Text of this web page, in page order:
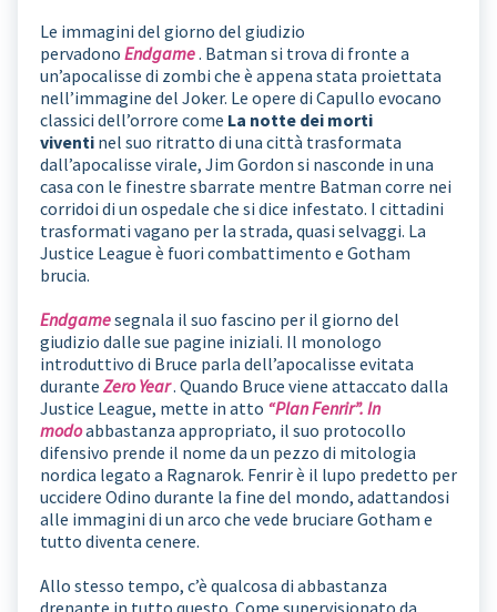
Le immagini del giorno del giudizio
pervadono Endgame. Batman si trova di fronte a
un’apocalisse di zombi che è appena stata proiettata
nell’immagine del Joker. Le opere di Capullo evocano
classici dell’orrore come La notte dei morti
viventi nel suo ritratto di una città trasformata
dall’apocalisse virale, Jim Gordon si nasconde in una
casa con le finestre sbarrate mentre Batman corre nei
corridoi di un ospedale che si dice infestato. I cittadini
trasformati vagano per la strada, quasi selvaggi. La
Justice League è fuori combattimento e Gotham
brucia.
Endgamesegnala il suo fascino per il giorno del
giudizio dalle sue pagine iniziali. Il monologo
introduttivo di Bruce parla dell’apocalisse evitata
durante Zero Year. Quando Bruce viene attaccato dalla
Justice League, mette in atto “Plan Fenrir”. In
modoabbastanza appropriato, il suo protocollo
difensivo prende il nome da un pezzo di mitologia
nordica legato a Ragnarok. Fenrir è il lupo predetto per
uccidere Odino durante la fine del mondo, adattandosi
alle immagini di un arco che vede bruciare Gotham e
tutto diventa cenere.
Allo stesso tempo, c’è qualcosa di abbastanza